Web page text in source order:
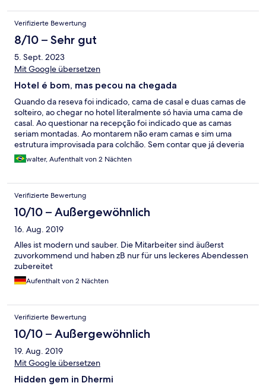
Verifizierte Bewertung
8/10 – Sehr gut
5. Sept. 2023
Mit Google übersetzen
Hotel é bom, mas pecou na chegada
Quando da reseva foi indicado, cama de casal e duas camas de
solteiro, ao chegar no hotel literalmente só havia uma cama de
casal. Ao questionar na recepção foi indicado que as camas
seriam montadas. Ao montarem não eram camas e sim uma
estrutura improvisada para colchão. Sem contar que já deveria
estar pronto quando da chegada. Pelo preço pago o minino
seriam camas e o quarto pronto. Sequer as toalhas estavam lá.
walter, Aufenthalt von 2 Nächten
Verifizierte Bewertung
10/10 – Außergewöhnlich
16. Aug. 2019
Alles ist modern und sauber. Die Mitarbeiter sind äußerst
zuvorkommend und haben zB nur für uns leckeres Abendessen
zubereitet
Aufenthalt von 2 Nächten
Verifizierte Bewertung
10/10 – Außergewöhnlich
19. Aug. 2019
Mit Google übersetzen
Hidden gem in Dhermi